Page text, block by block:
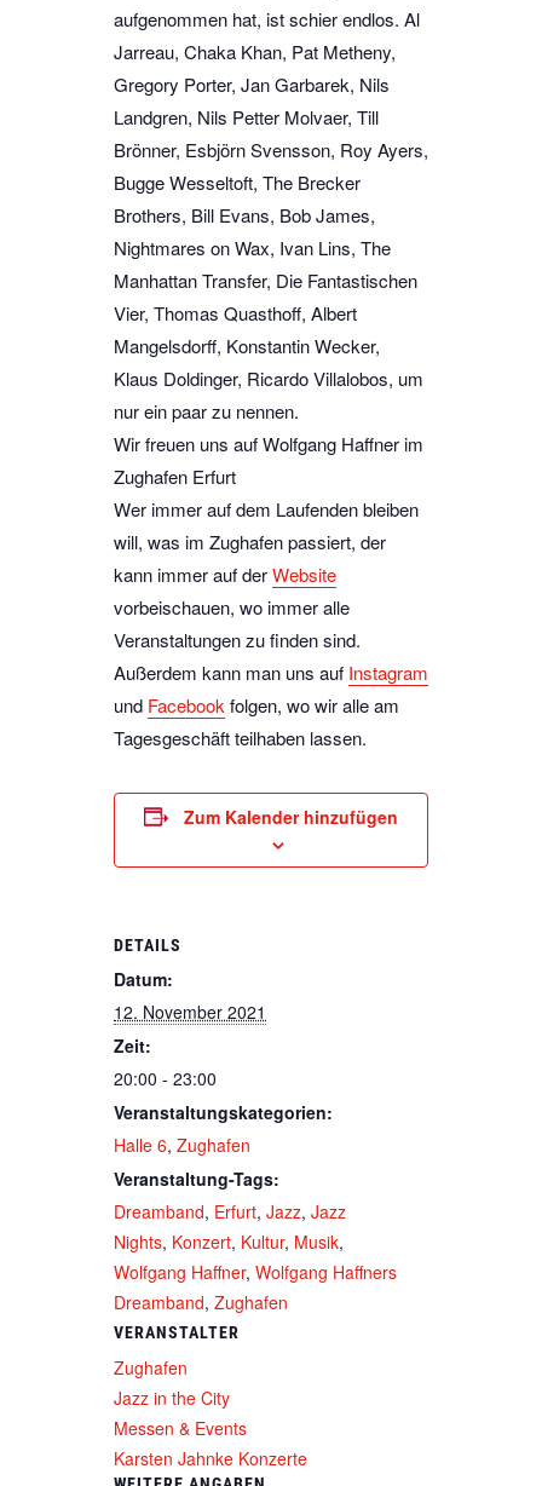
aufgenommen hat, ist schier endlos. Al
Jarreau, Chaka Khan, Pat Metheny,
Gregory Porter, Jan Garbarek, Nils
Landgren, Nils Petter Molvaer, Till
Brönner, Esbjörn Svensson, Roy Ayers,
Bugge Wesseltoft, The Brecker
Brothers, Bill Evans, Bob James,
Nightmares on Wax, Ivan Lins, The
Manhattan Transfer, Die Fantastischen
Vier, Thomas Quasthoff, Albert
Mangelsdorff, Konstantin Wecker,
Klaus Doldinger, Ricardo Villalobos, um
nur ein paar zu nennen.
Wir freuen uns auf Wolfgang Haffner im
Zughafen Erfurt
Wer immer auf dem Laufenden bleiben
will, was im Zughafen passiert, der
kann immer auf derWebsite
vorbeischauen, wo immer alle
Veranstaltungen zu finden sind.
Außerdem kann man uns auf Instagram
und Facebook folgen, wo wir alle am
Tagesgeschäft teilhaben lassen.
Zum Kalender hinzufügen
DETAILS
Datum:
12. November 2021
Zeit:
20:00 - 23:00
Veranstaltungskategorien:
Halle 6, Zughafen
Veranstaltung-Tags:
Dreamband, Erfurt, Jazz, Jazz
Nights, Konzert, Kultur, Musik,
Wolfgang Haffner, Wolfgang Haffners
Dreamband, Zughafen
VERANSTALTER
Zughafen
Jazz in the City
Messen & Events
Karsten Jahnke Konzerte